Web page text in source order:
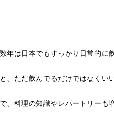
年は日本でもすっかり日常的に
、ただ飲んでるだけではなくい
、料理の知識やレパートリーも